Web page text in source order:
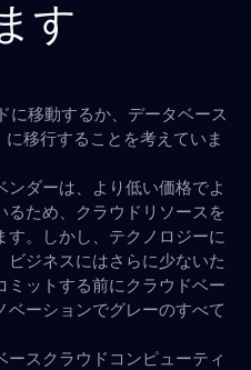
す
移動するか、データベース
移行することを考えていま
ダーは、より低い価格でよ
るため、クラウドリソースを
。しかし、テクノロジーに
ジネスにはさらに少ないた
ットする前にクラウドベー
ベーションでグレーのすべて
スクラウドコンピューティ